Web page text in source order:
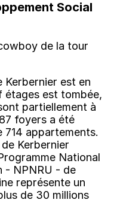
Social
de la tour
Kerbernier est en
étages est tombée,
partiellement à
foyers a été
714 appartements.
Kerbernier
National
- NPNRU - de
représente un
de 30 millions